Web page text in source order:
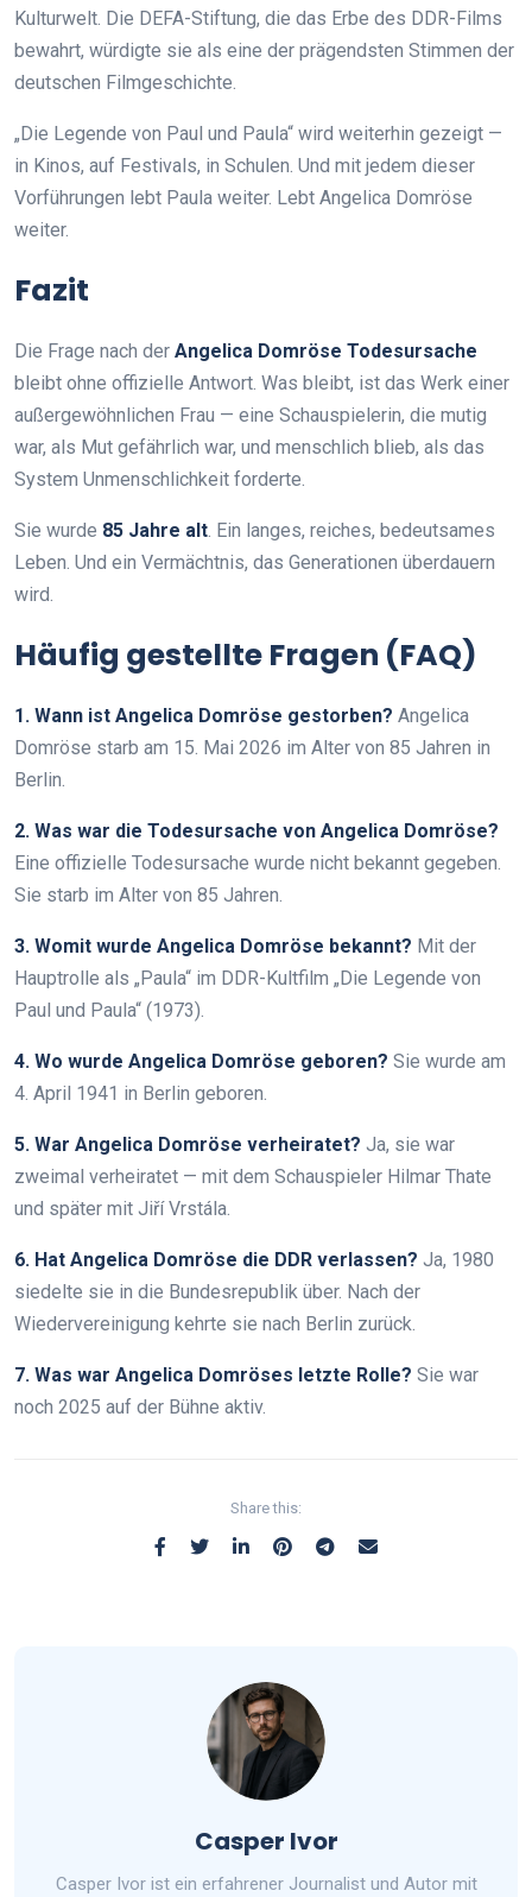
Kulturwelt. Die DEFA-Stiftung, die das Erbe des DDR-Films
bewahrt, würdigte sie als eine der prägendsten Stimmen der
deutschen Filmgeschichte.
„Die Legende von Paul und Paula“ wird weiterhin gezeigt —
in Kinos, auf Festivals, in Schulen. Und mit jedem dieser
Vorführungen lebt Paula weiter. Lebt Angelica Domröse
weiter.
Fazit
Die Frage nach der Angelica Domröse Todesursache
bleibt ohne offizielle Antwort. Was bleibt, ist das Werk einer
außergewöhnlichen Frau — eine Schauspielerin, die mutig
war, als Mut gefährlich war, und menschlich blieb, als das
System Unmenschlichkeit forderte.
Sie wurde 85 Jahre alt. Ein langes, reiches, bedeutsames
Leben. Und ein Vermächtnis, das Generationen überdauern
wird.
Häufig gestellte Fragen (FAQ)
1. Wann ist Angelica Domröse gestorben? Angelica
Domröse starb am 15. Mai 2026 im Alter von 85 Jahren in
Berlin.
2. Was war die Todesursache von Angelica Domröse?
Eine offizielle Todesursache wurde nicht bekannt gegeben.
Sie starb im Alter von 85 Jahren.
3. Womit wurde Angelica Domröse bekannt? Mit der
Hauptrolle als „Paula“ im DDR-Kultfilm „Die Legende von
Paul und Paula“ (1973).
4. Wo wurde Angelica Domröse geboren? Sie wurde am
4. April 1941 in Berlin geboren.
5. War Angelica Domröse verheiratet? Ja, sie war
zweimal verheiratet — mit dem Schauspieler Hilmar Thate
und später mit Jiří Vrstála.
6. Hat Angelica Domröse die DDR verlassen? Ja, 1980
siedelte sie in die Bundesrepublik über. Nach der
Wiedervereinigung kehrte sie nach Berlin zurück.
7. Was war Angelica Domröses letzte Rolle? Sie war
noch 2025 auf der Bühne aktiv.
Share this:
Casper Ivor
Casper Ivor ist ein erfahrener Journalist und Autor mit